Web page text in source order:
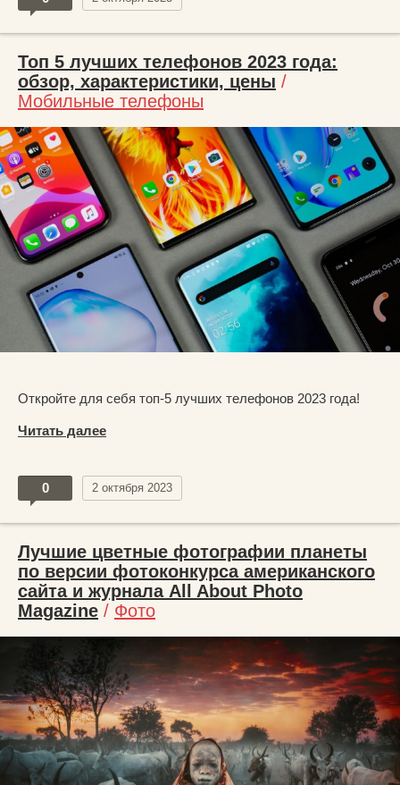
Топ 5 лучших телефонов 2023 года:
обзор, характеристики, цены /
Мобильные телефоны
Откройте для себя топ-5 лучших телефонов 2023 года!
Читать далее
0 2 октября 2023
Лучшие цветные фотографии планеты
по версии фотоконкурса американского
сайта и журнала All About Photo
Magazine / Фото